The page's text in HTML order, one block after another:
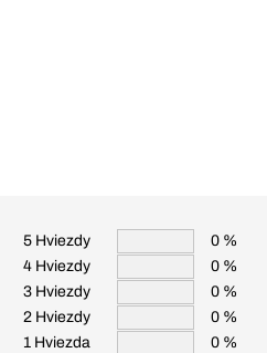
5 Hviezdy
0 %
4 Hviezdy
0 %
3 Hviezdy
0 %
2 Hviezdy
0 %
1 Hviezda
0 %